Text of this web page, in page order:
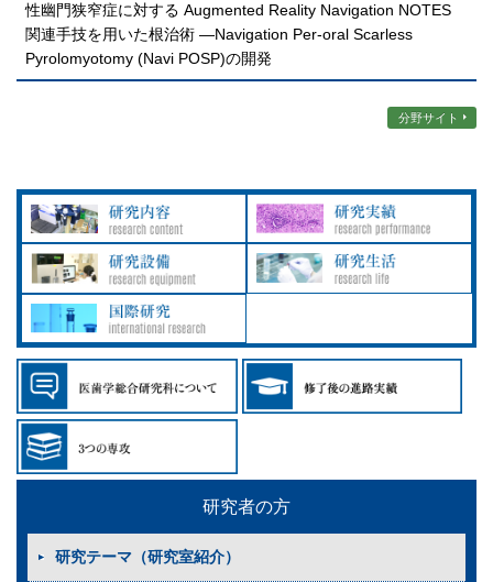
性幽門狭窄症に対する Augmented Reality Navigation NOTES
関連手技を用いた根治術 ―Navigation Per-oral Scarless
Pyrolomyotomy (Navi POSP)の開発
分野サイト
研究者の方
研究テーマ（研究室紹介）